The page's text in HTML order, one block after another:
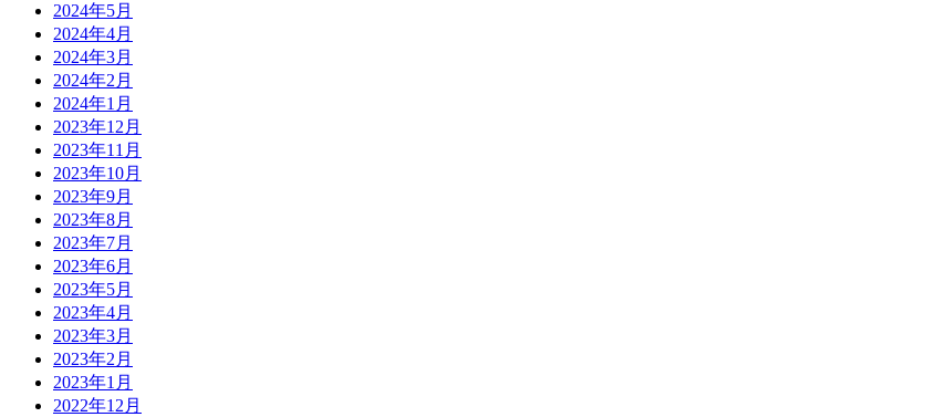
2024年5月
2024年4月
2024年3月
2024年2月
2024年1月
2023年12月
2023年11月
2023年10月
2023年9月
2023年8月
2023年7月
2023年6月
2023年5月
2023年4月
2023年3月
2023年2月
2023年1月
2022年12月